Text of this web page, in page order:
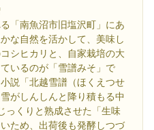
「南魚沼市旧塩沢町」にあ
な自然を活かして、美味し
シヒカリと、自家栽培の大
いるのが「雪譜みそ」で
説「北越雪譜（ほくえつせ
がしんしんと降り積もる中
っくりと熟成させた「生味
ため、出荷後も発酵しつづ